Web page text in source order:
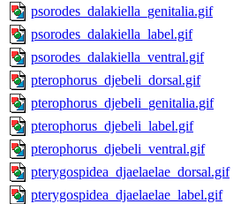
psorodes_dalakiella_genitalia.gif
psorodes_dalakiella_label.gif
psorodes_dalakiella_ventral.gif
pterophorus_djebeli_dorsal.gif
pterophorus_djebeli_genitalia.gif
pterophorus_djebeli_label.gif
pterophorus_djebeli_ventral.gif
pterygospidea_djaelaelae_dorsal.gif
pterygospidea_djaelaelae_label.gif